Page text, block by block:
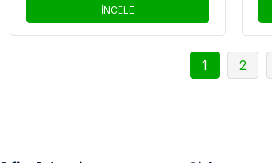
İNCELE
1 2